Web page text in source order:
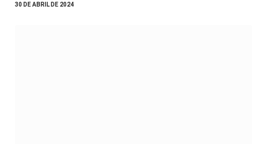
30 DE ABRIL DE 2024